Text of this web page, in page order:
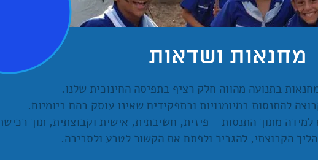
מחנאות ושדאות
בתנועה מהווה חלק רציף בתפיסה החינוכית שלנו.
להתנסות במיומנויות ובתפקידים שאינו עוסק בהם ביומיום.
מתוך התנסות - פיזית, חשיבתית, אישית וקבוצתית, תוך רכישת
הקבוצתי, להגביר ולפתח את הקשור לטבע ולסביבה.